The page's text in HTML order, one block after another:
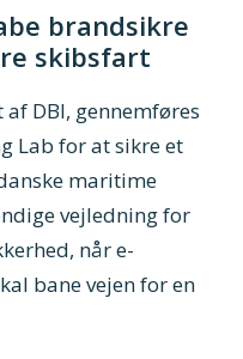
brandsikre
skibsfart
af DBI, gennemføres
Lab for at sikre et
maritime
vejledning for
når e-
bane vejen for en